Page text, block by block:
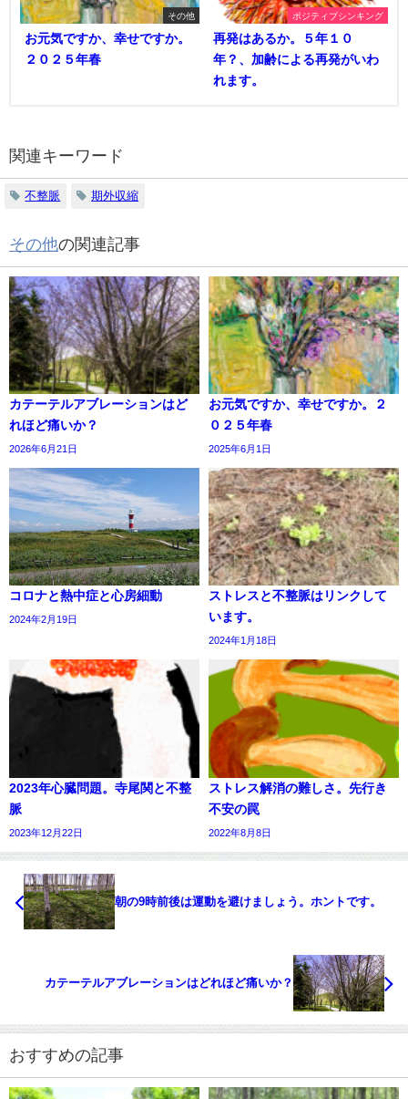
その他
お元気ですか、幸せですか。
２０２５年春
ポジティブシンキング
再発はあるか。５年１０
年？、加齢による再発がいわ
れます。
関連キーワード
不整脈 期外収縮
その他の関連記事
カテーテルアブレーションはど
れほど痛いか？
2026年6月21日
お元気ですか、幸せですか。２
０２５年春
2025年6月1日
コロナと熱中症と心房細動
2024年2月19日
ストレスと不整脈はリンクして
います。
2024年1月18日
2023年心臓問題。寺尾関と不整
脈
2023年12月22日
ストレス解消の難しさ。先行き
不安の罠
2022年8月8日
朝の9時前後は運動を避けましょう。ホントです。
カテーテルアブレーションはどれほど痛いか？
おすすめの記事